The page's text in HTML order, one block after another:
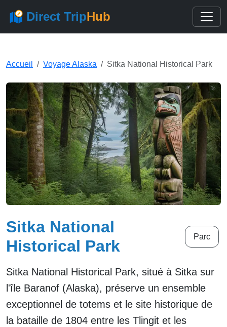
Direct TripHub
Accueil Voyage Alaska Sitka National Historical Park
Sitka National
Historical Park
Parc
Sitka National Historical Park, situé à Sitka sur
l'île Baranof (Alaska), préserve un ensemble
exceptionnel de totems et le site historique de
la bataille de 1804 entre les Tlingit et les